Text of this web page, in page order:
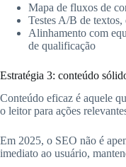
Mapa de fluxos de
Testes A/B de textos,
Alinhamento com
de qualificação
Estratégia 3: conteúdo
Conteúdo eficaz é aquele
o leitor para ações
Em 2025, o SEO não é
imediato ao usuário,